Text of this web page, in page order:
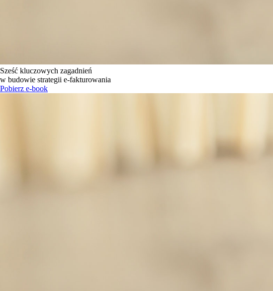
Sześć kluczowych zagadnień
w budowie strategii e-fakturowania
Pobierz e-book